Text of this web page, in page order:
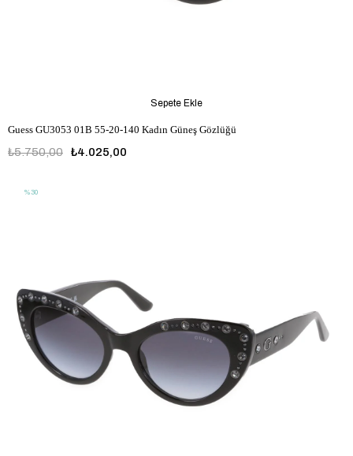
Guess GU3053 01B 55-20-140 Kadın Güneş Gözlüğü
₺4.025,00
₺5.750,00
Sepete Ekle
%30